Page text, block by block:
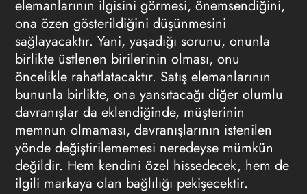
elemanlarının ilgisini görmesi, önemsendiğini,
ona özen gösterildiğini düşünmesini
sağlayacaktır. Yani, yaşadığı sorunu, onunla
birlikte üstlenen birilerinin olması, onu
öncelikle rahatlatacaktır. Satış elemanlarının
bununla birlikte, ona yansıtacağı diğer olumlu
davranışlar da eklendiğinde, müşterinin
memnun olmaması, davranışlarının istenilen
yönde değiştirilememesi neredeyse mümkün
değildir. Hem kendini özel hissedecek, hem de
ilgili markaya olan bağlılığı pekişecektir.